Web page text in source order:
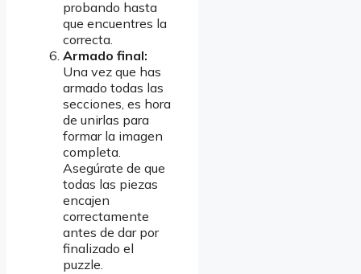
probando hasta
que encuentres la
correcta.
Armado final:
Una vez que has
armado todas las
secciones, es hora
de unirlas para
formar la imagen
completa.
Asegúrate de que
todas las piezas
encajen
correctamente
antes de dar por
finalizado el
puzzle.